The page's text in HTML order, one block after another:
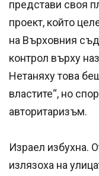
представи своя
проект, който
на Върховния
контрол върху
Нетаняху това
властите“, но
авторитаризъм.
Израел избухна.
излязоха на